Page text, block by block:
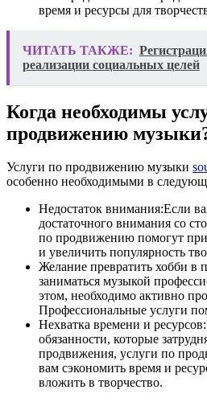
время и ресурсы для
ЧИТАТЬ ТАКЖЕ:
реализации социальных целей
Когда необходимы
продвижению
Услуги по продвижению музыки
особенно необходимыми в
Недостаток внимания:Если
достаточного внимания со
по продвижению помогут
и увеличить популярность
Желание превратить хобби в
заниматься музыкой
этом, необходимо активно
Профессиональные услуги
Нехватка времени и
обязанности, которые
продвижения, услуги по
вам сэкономить время и
вложить в творчество.